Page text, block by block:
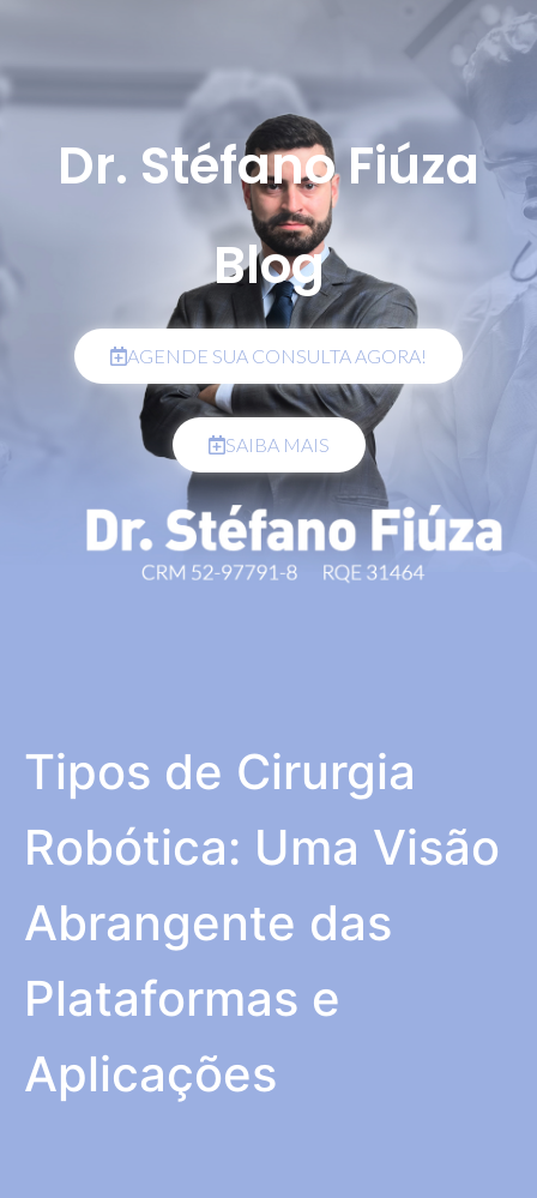
Dr. Stéfano Fiúza
Blog
AGENDE SUA CONSULTA AGORA!
SAIBA MAIS
Tipos de Cirurgia
Robótica: Uma Visão
Abrangente das
Plataformas e
Aplicações